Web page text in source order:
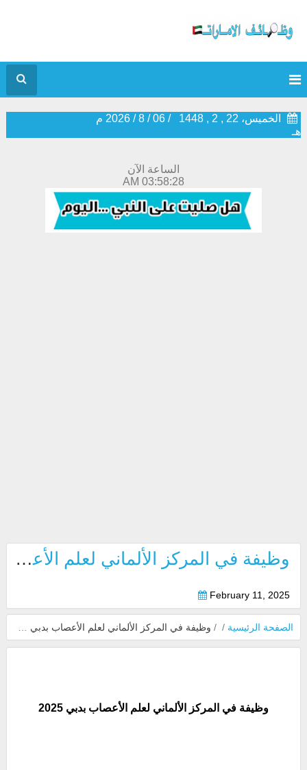
الخميس، 22 , 2 , 1448
هـ
/
06
/
8
/
2026 م
الساعة الآن
03:58:28 AM
وظيفة في المركز الألماني لعلم الأعصاب بدبي 2025
February 11, 2025
الصفحة الرئيسية /
/ وظيفة في المركز الألماني لعلم الأعصاب بدبي 2025
وظيفة في المركز الألماني لعلم الأعصاب بدبي 2025